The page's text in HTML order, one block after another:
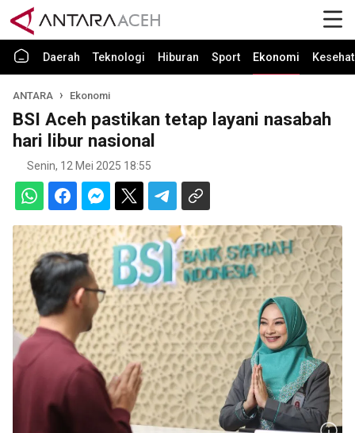
Daerah Teknologi Hiburan Sport Ekonomi
ANTARA Ekonomi
BSI Aceh pastikan tetap layani nasabah
hari libur nasional
Senin, 12 Mei 2025 18:55